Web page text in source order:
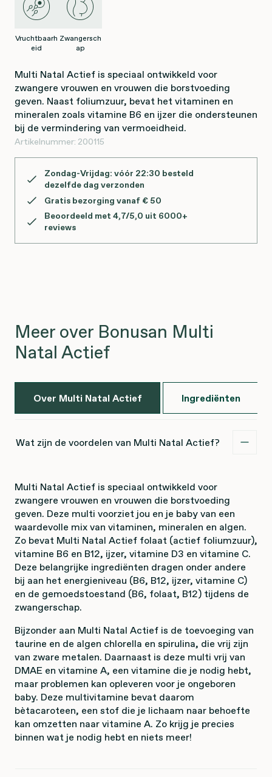
Vruchtbaarh
eid
Zwangersch
ap
Multi Natal Actief is speciaal ontwikkeld voor
zwangere vrouwen en vrouwen die borstvoeding
geven. Naast foliumzuur, bevat het vitaminen en
mineralen zoals vitamine B6 en ijzer die ondersteunen
bij de vermindering van vermoeidheid.
Artikelnummer: 200115
Zondag-Vrijdag: vóór 22:30 besteld
dezelfde dag verzonden
Gratis bezorging vanaf € 50
Beoordeeld met 4,7/5,0 uit 6000+
reviews
Meer over Bonusan Multi
Natal Actief
Over Multi Natal Actief Ingrediënten
Wat zijn de voordelen van Multi Natal Actief?
Multi Natal Actief is speciaal ontwikkeld voor
zwangere vrouwen en vrouwen die borstvoeding
geven. Deze multi voorziet jou en je baby van een
waardevolle mix van vitaminen, mineralen en algen.
Zo bevat Multi Natal Actief folaat (actief foliumzuur),
vitamine B6 en B12, ijzer, vitamine D3 en vitamine C.
Deze belangrijke ingrediënten dragen onder andere
bij aan het energieniveau (B6, B12, ijzer, vitamine C)
en de gemoedstoestand (B6, folaat, B12) tijdens de
zwangerschap.
Bijzonder aan Multi Natal Actief is de toevoeging van
taurine en de algen chlorella en spirulina, die vrij zijn
van zware metalen. Daarnaast is deze multi vrij van
DMAE en vitamine A, een vitamine die je nodig hebt,
maar problemen kan opleveren voor je ongeboren
baby. Deze multivitamine bevat daarom
bètacaroteen, een stof die je lichaam naar behoefte
kan omzetten naar vitamine A. Zo krijg je precies
binnen wat je nodig hebt en niets meer!